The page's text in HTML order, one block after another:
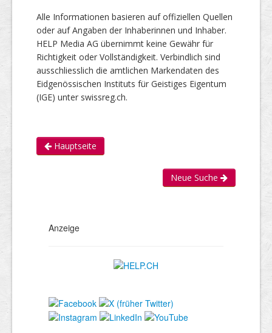
Alle Informationen basieren auf offiziellen Quellen
oder auf Angaben der Inhaberinnen und Inhaber.
HELP Media AG übernimmt keine Gewähr für
Richtigkeit oder Vollständigkeit. Verbindlich sind
ausschliesslich die amtlichen Markendaten des
Eidgenössischen Instituts für Geistiges Eigentum
(IGE) unter swissreg.ch.
Hauptseite
Neue Suche